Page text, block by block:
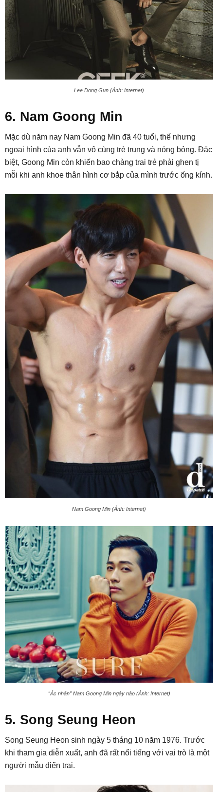
Lee Dong Gun (Ảnh: Internet)
6. Nam Goong Min
Mặc dù năm nay Nam Goong Min đã 40 tuổi, thế nhưng
ngoại hình của anh vẫn vô cùng trẻ trung và nóng bỏng. Đặc
biệt, Goong Min còn khiến bao chàng trai trẻ phải ghen tị
mỗi khi anh khoe thân hình cơ bắp của mình trước ống kính.
Nam Goong Min (Ảnh: Internet)
“Ác nhân” Nam Goong Min ngày nào (Ảnh: Internet)
5. Song Seung Heon
Song Seung Heon sinh ngày 5 tháng 10 năm 1976. Trước
khi tham gia diễn xuất, anh đã rất nổi tiếng với vai trò là một
người mẫu điển trai.